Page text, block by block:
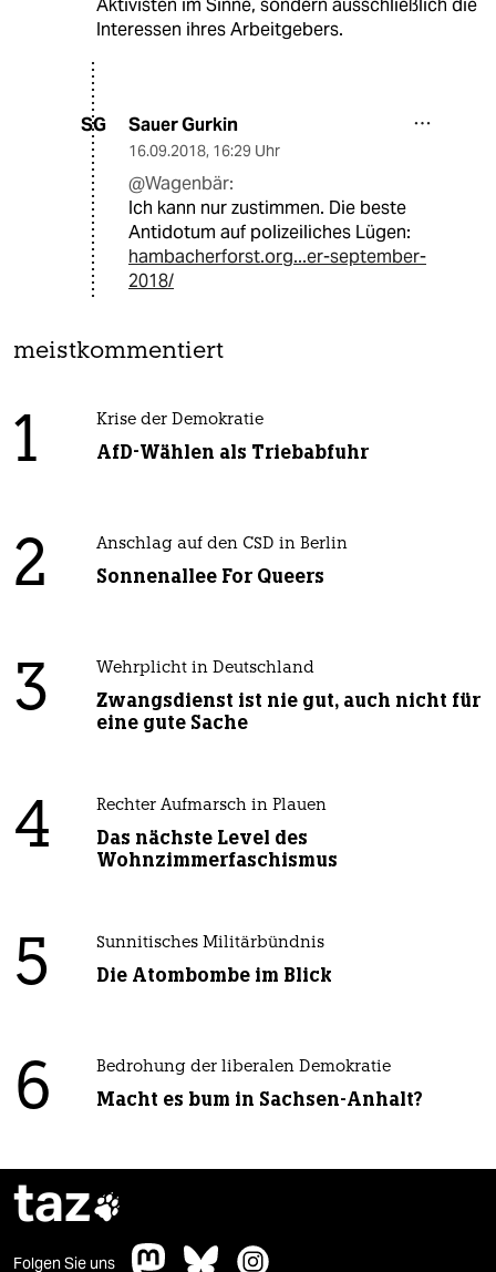
Aktivisten im Sinne, sondern ausschließlich die
Interessen ihres Arbeitgebers.
SG Sauer Gurkin
16.09.2018, 16:29 Uhr
@Wagenbär:
Ich kann nur zustimmen. Die beste
Antidotum auf polizeiliches Lügen:
hambacherforst.org...er-september-
2018/
meistkommentiert
1 Krise der Demokratie
AfD-Wählen als Triebabfuhr
2 Anschlag auf den CSD in Berlin
Sonnenallee For Queers
3 Wehrplicht in Deutschland
Zwangsdienst ist nie gut, auch nicht für
eine gute Sache
4 Rechter Aufmarsch in Plauen
Das nächste Level des
Wohnzimmerfaschismus
5 Sunnitisches Militärbündnis
Die Atombombe im Blick
6 Bedrohung der liberalen Demokratie
Macht es bum in Sachsen-Anhalt?
taz
Folgen Sie uns